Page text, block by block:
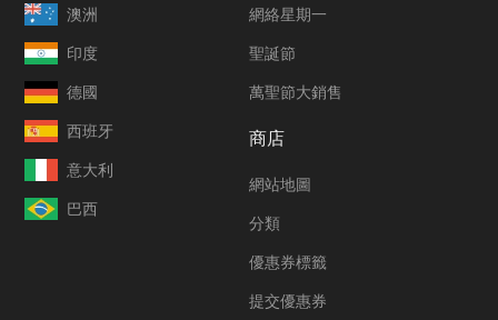
澳洲
印度
德國
西班牙
意大利
巴西
網絡星期一
聖誕節
萬聖節大銷售
商店
網站地圖
分類
優惠券標籤
提交優惠券